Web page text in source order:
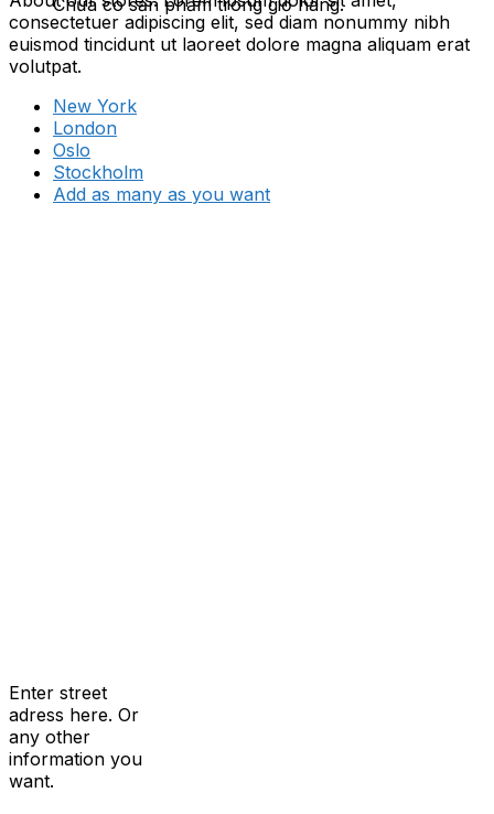
consectetuer adipiscing elit, sed diam nonummy nibh
euismod tincidunt ut laoreet dolore magna aliquam erat
volutpat.
New York
London
Oslo
Stockholm
Add as many as you want
Enter street
adress here. Or
any other
information you
want.